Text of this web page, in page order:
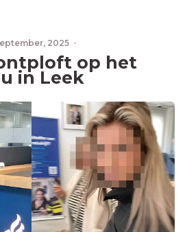
2025 ·
op het
in Leek